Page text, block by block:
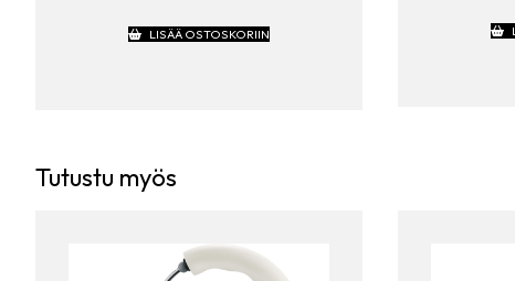
LISÄÄ OSTOSKORIIN
Tutustu myös